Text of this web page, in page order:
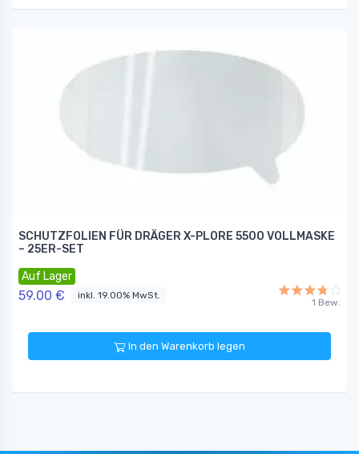
SCHUTZFOLIEN FÜR DRÄGER X-PLORE 5500 VOLLMASKE
– 25ER-SET
Auf Lager
59.00 € inkl. 19.00% MwSt.
1 Bew.
In den Warenkorb legen